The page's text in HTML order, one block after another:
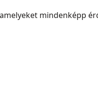
mindenképp